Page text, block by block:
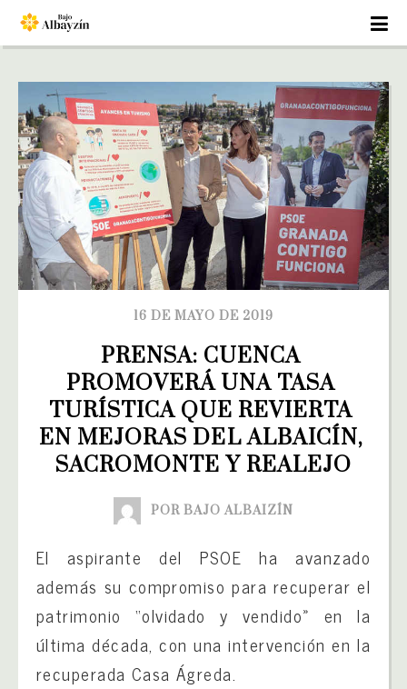
16 DE MAYO DE 2019
PRENSA: CUENCA
PROMOVERÁ UNA TASA
TURÍSTICA QUE REVIERTA
EN MEJORAS DEL ALBAICÍN,
SACROMONTE Y REALEJO
POR BAJO ALBAIZÍN
El aspirante del PSOE ha avanzado
además su compromiso para recuperar el
patrimonio “olvidado y vendido» en la
última década, con una intervención en la
recuperada Casa Ágreda.